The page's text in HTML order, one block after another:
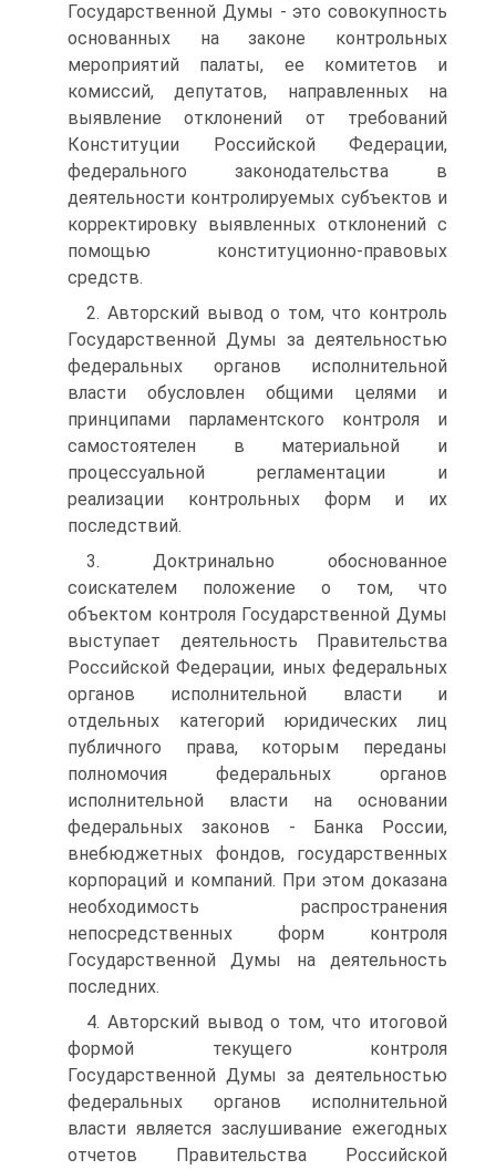
Государственной Думы - это совокупность
основанных на законе контрольных
мероприятий палаты, ее комитетов и
комиссий, депутатов, направленных на
выявление отклонений от требований
Конституции Российской Федерации,
федерального законодательства в
деятельности контролируемых субъектов и
корректировку выявленных отклонений с
помощью конституционно-правовых
средств.
2. Авторский вывод о том, что контроль
Государственной Думы за деятельностью
федеральных органов исполнительной
власти обусловлен общими целями и
принципами парламентского контроля и
самостоятелен в материальной и
процессуальной регламентации и
реализации контрольных форм и их
последствий.
3. Доктринально обоснованное
соискателем положение о том, что
объектом контроля Государственной Думы
выступает деятельность Правительства
Российской Федерации, иных федеральных
органов исполнительной власти и
отдельных категорий юридических лиц
публичного права, которым переданы
полномочия федеральных органов
исполнительной власти на основании
федеральных законов - Банка России,
внебюджетных фондов, государственных
корпораций и компаний. При этом доказана
необходимость распространения
непосредственных форм контроля
Государственной Думы на деятельность
последних.
4. Авторский вывод о том, что итоговой
формой текущего контроля
Государственной Думы за деятельностью
федеральных органов исполнительной
власти является заслушивание ежегодных
отчетов Правительства Российской